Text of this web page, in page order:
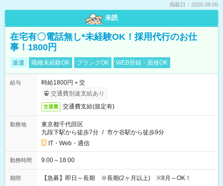
掲載日：2026.08.06
未読
在宅有〇電話無し*未経験OK！採用代行のお仕
事！1800円
派遣 職種未経験OK ブランクOK WEB登録・面接OK
給与
時給1800円＋交
交通費別途支給あり
交通費 交通費支給(規定有)
勤務地
東京都千代田区
九段下駅から徒歩7分 / 市ケ谷駅から徒歩9分
IT・Web・通信
勤務時間 9:00～18:00
期間 【急募】即日～長期 ※長期(2ヶ月以上) ※8月～OK！